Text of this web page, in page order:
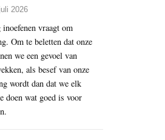
2026
vraagt om
Om te beletten dat onze
we een gevoel van
als besef van onze
wordt dan dat we elk
doen wat goed is voor